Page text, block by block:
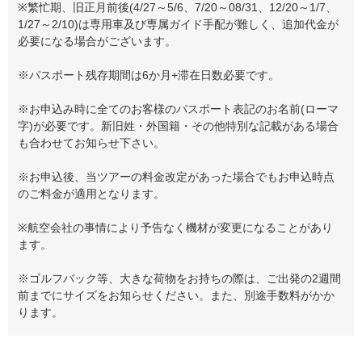
※繁忙期、旧正月前後(4/27～5/6、7/20～08/31、12/20～1/7、
1/27～2/10)は専用車及び専属ガイド手配が難しく、追加代金が
必要になる場合がございます。
※パスポート残存期間は6か月+滞在日数必要です。
※お申込み時に全てのお客様のパスポート表記のお名前(ローマ
字)が必要です。新旧姓・外国籍・その他特別な記載がある場合
も合わせてお知らせ下さい。
※お申込後、当ツアーの料金改定があった場合でもお申込時点
のご料金が適用となります。
※航空会社の事情により予告なく機材が変更になることがあり
ます。
※ゴルフバック等、大きな荷物をお持ちの際は、ご出発の2週間
前までにサイズをお知らせください。また、別途手数料がかか
ります。